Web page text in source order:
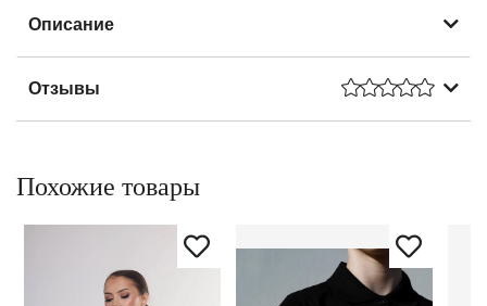
Описание
Отзывы
Похожие товары